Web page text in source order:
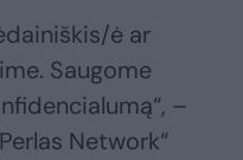
ė ar
Saugome
–
Network“